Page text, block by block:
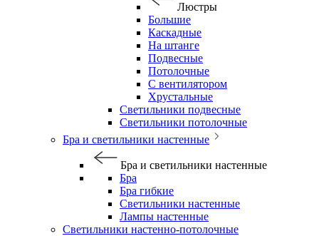
Люстры
Большие
Каскадные
На штанге
Подвесные
Потолочные
С вентилятором
Хрустальные
Светильники подвесные
Светильники потолочные
Бра и светильники настенные
Бра и светильники настенные
Бра
Бра гибкие
Светильники настенные
Лампы настенные
Светильники настенно-потолочные